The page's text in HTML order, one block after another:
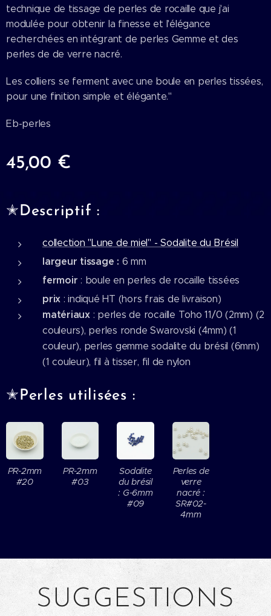
technique de tissage de perles de rocaille que j'ai
modulée pour obtenir la finesse et l'élégance
recherchées en intégrant de perles Gemme et des
perles de de verre nacré.
Les colliers se ferment avec une boule en perles tissées,
pour une finition simple et élégante."
Eb-perles
45,00 €
✭Descriptif :
collection "Lune de miel" - Sodalite du Brésil
largeur tissage : 6 mm
fermoir : boule en perles de rocaille tissées
prix : indiqué HT (hors frais de livraison)
matériaux : perles de rocaille Toho 11/0 (2mm) (2
couleurs), perles ronde Swarovski (4mm) (1
couleur), perles gemme sodalite du brésil (6mm)
(1 couleur), fil à tisser, fil de nylon
✭Perles utilisées :
PR-2mm
#20
PR-2mm
#03
Sodalite
du brésil
: G-6mm
#09
Perles de
verre
nacré :
SR#02-
4mm
SUGGESTIONS